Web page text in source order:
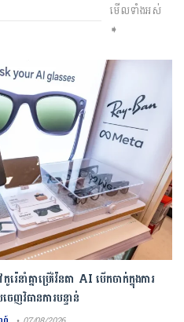
មើលទាំងអស់
➧
ាំគ្នាប្រើវ៉ែនតា AI បើកចាក់ក្នុងការ
ញវិធានការបន្ទាន់